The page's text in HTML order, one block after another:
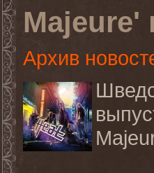
Majeure'
Архив